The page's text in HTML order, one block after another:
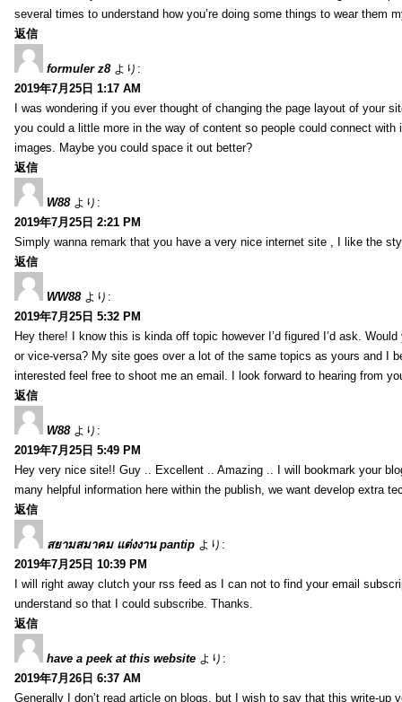
several times to understand how you’re doing some things to wear them
返信
formuler z8 より:
2019年7月25日 1:17 AM
I was wondering if you ever thought of changing the page layout of your
you could a little more in the way of content so people could connect
images. Maybe you could space it out better?
返信
W88 より:
2019年7月25日 2:21 PM
Simply wanna remark that you have a very nice internet site , I like the
返信
WW88 より:
2019年7月25日 5:32 PM
Hey there! I know this is kinda off topic however I’d figured I’d ask.
or vice-versa? My site goes over a lot of the same topics as yours and I
interested feel free to shoot me an email. I look forward to hearing from
返信
W88 より:
2019年7月25日 5:49 PM
Hey very nice site!! Guy .. Excellent .. Amazing .. I will bookmark your
many helpful information here within the publish, we want develop extra
返信
สยามสมาคม แต่งงาน pantip より:
2019年7月25日 10:39 PM
I will right away clutch your rss feed as I can not to find your email
understand so that I could subscribe. Thanks.
返信
have a peek at this website より:
2019年7月26日 6:37 AM
Generally I don’t read article on blogs, but I wish to say that this write-